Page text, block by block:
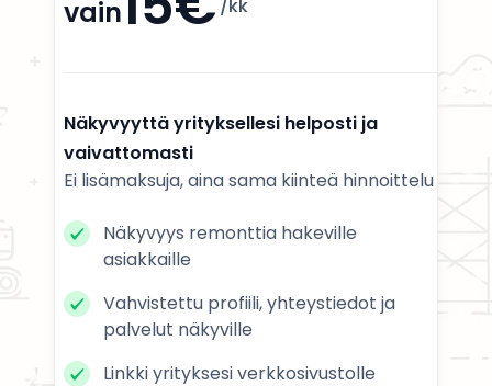
vain /kk
Näkyvyyttä yrityksellesi helposti ja
vaivattomasti
Ei lisämaksuja, aina sama kiinteä hinnoittelu
Näkyvyys remonttia hakeville
asiakkaille
Vahvistettu profiili, yhteystiedot ja
palvelut näkyville
Linkki yrityksesi verkkosivustolle